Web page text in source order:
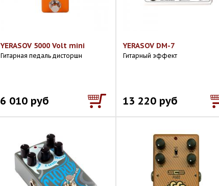
YERASOV 5000 Volt mini
Гитарная педаль дисторшн
6 010 руб
YERASOV DM-7
Гитарный эффект
13 220 руб